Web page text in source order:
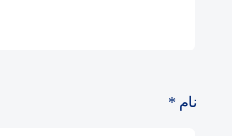
نام *